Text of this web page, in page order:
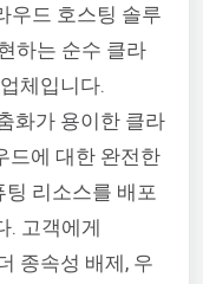
우드 호스팅 솔루
하는 순수 클라
체입니다.
화가 용이한 클라
드에 대한 완전한
리소스를 배포
. 고객에게
종속성 배제, 우